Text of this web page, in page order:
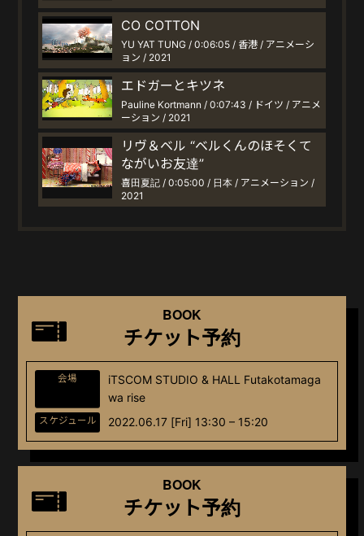
CO COTTON
YU YAT TUNG / 0:06:05 / 香港 / アニメーシ
ョン / 2021
エドガーとキツネ
Pauline Kortmann / 0:07:43 / ドイツ / アニメ
ーション / 2021
リヴ＆ベル “ベルくんのほそくて
ながいお友達”
喜田夏記 / 0:05:00 / 日本 / アニメーション /
2021
BOOK
チケット予約
会場
iTSCOM STUDIO & HALL Futakotamaga
wa rise
スケジュール 2022.06.17 [Fri] 13:30 – 15:20
BOOK
チケット予約